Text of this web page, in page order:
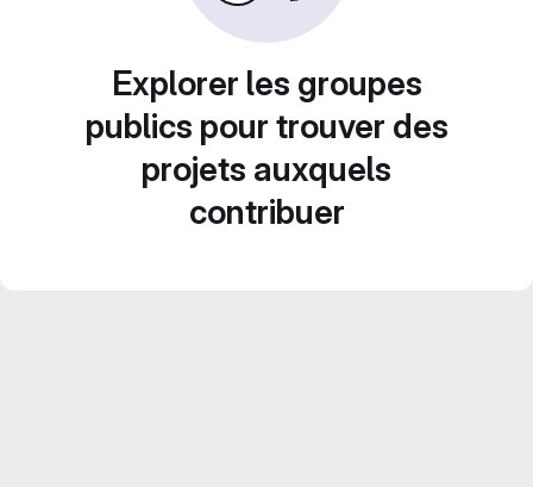
Explorer les groupes
publics pour trouver des
projets auxquels
contribuer